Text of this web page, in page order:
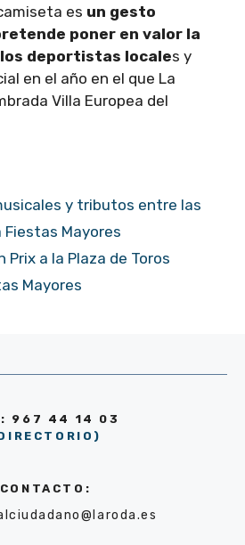
es un gesto
poner en valor la
deportistas locales y
en el año en el que La
Villa Europea del
y tributos entre las
Mayores
Prix a la Plaza de Toros
Mayores
967 44 14 03
CONTACTO: